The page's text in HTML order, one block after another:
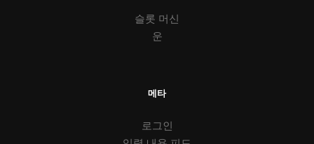
슬롯 머신
운
메타
로그인